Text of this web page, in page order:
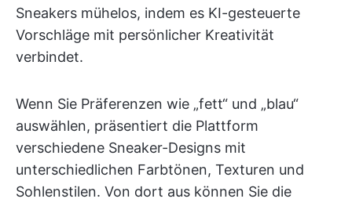
Sneakers mühelos, indem es KI-gesteuerte
Vorschläge mit persönlicher Kreativität
verbindet.
Wenn Sie Präferenzen wie „fett“ und „blau“
auswählen, präsentiert die Plattform
verschiedene Sneaker-Designs mit
unterschiedlichen Farbtönen, Texturen und
Sohlenstilen. Von dort aus können Sie die